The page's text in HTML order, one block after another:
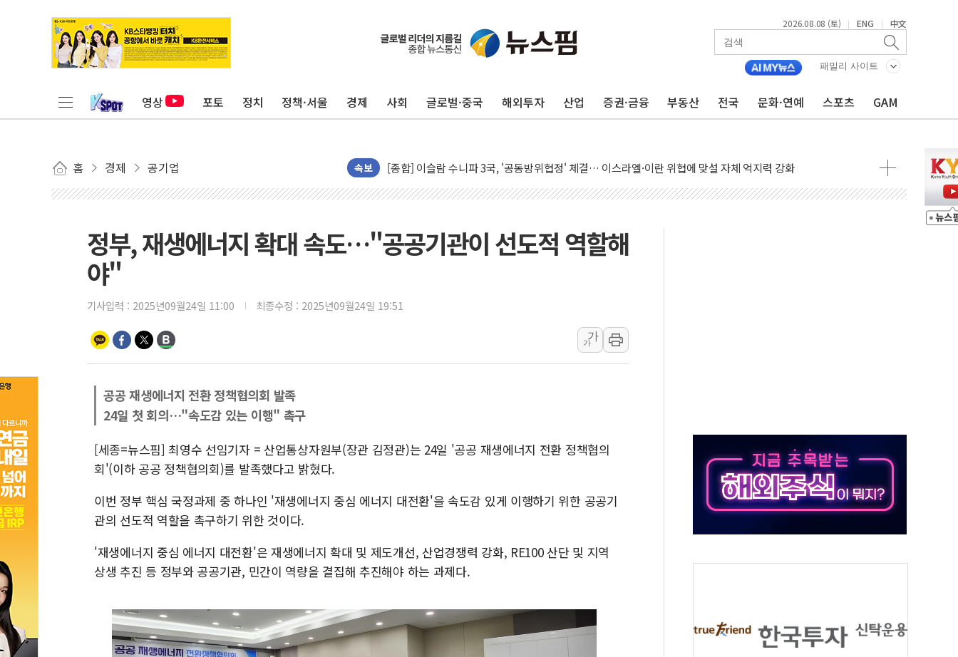
2026.08.08 (토) | ENG | 中文
패밀리 사이트
영상 포토 정치 정책·서울 경제 사회 글로벌·중국 해외투자 산업 증권·금융 부동산 전국 문화·연예 스포츠 GAM
홈 경제 공기업 속보
유럽증시, 美 고용 예상 밖 부진에 연준 금리 인상 가능성 낮아지며 상승… STOXX 600 지수는 나흘 연속 최고치
미 연준 매파 기세 꺾이나…고용 감소에 9월 동결 전망 우세
트럼프, 백신·자폐증 행정명령 검토…"이르면 다음 주"
美 항소법원, 백악관 무도회장 공사 중단 명령…트럼프 제동
美 고용 쇼크에 엔화 장중 급등…시장은 "또 개입했나" 촉각
[AI MY 뉴스] 뉴욕 반도체주 프리뷰...美 고용 쇼크에 반도체주 '활짝'
뉴욕증시 개장 전 특징주...아틀라시안·클라우드플레어·태양광주↑ VS 트레이드데스크·웬디스↓
보훈부, 미 DPAA와 MOU… "6·25 미군 실종자 7359명 끝까지 찾겠다"
李 대통령, '6시간 마라톤 부동산 2차 회의' 주재… "전폭적 공급 확대·속도전 총력"
이란와이어 "이란 최고지도자 위독…곧 사망해도 놀랍지 않아"
정부, 재생에너지 확대 속도…"공공기관이 선도적 역할해
야"
기사입력 : 2025년09월24일 11:00 최종수정 : 2025년09월24일 19:51
가
가
공공 재생에너지 전환 정책협의회 발족
24일 첫 회의…"속도감 있는 이행" 촉구
[세종=뉴스핌] 최영수 선임기자 = 산업통상자원부(장관 김정관)는 24일 '공공 재생에너지 전환 정책협의
회'(이하 공공 정책협의회)를 발족했다고 밝혔다.
이번 정부 핵심 국정과제 중 하나인 '재생에너지 중심 에너지 대전환'을 속도감 있게 이행하기 위한 공공기
관의 선도적 역할을 촉구하기 위한 것이다.
'재생에너지 중심 에너지 대전환'은 재생에너지 확대 및 제도개선, 산업경쟁력 강화, RE100 산단 및 지역
상생 추진 등 정부와 공공기관, 민간이 역량을 결집해 추진해야 하는 과제다.